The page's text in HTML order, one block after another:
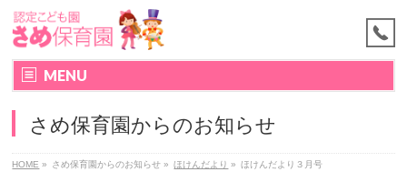
MENU
さめ保育園からのお知らせ
HOME » さめ保育園からのお知らせ » ほけんだより » ほけんだより３月号